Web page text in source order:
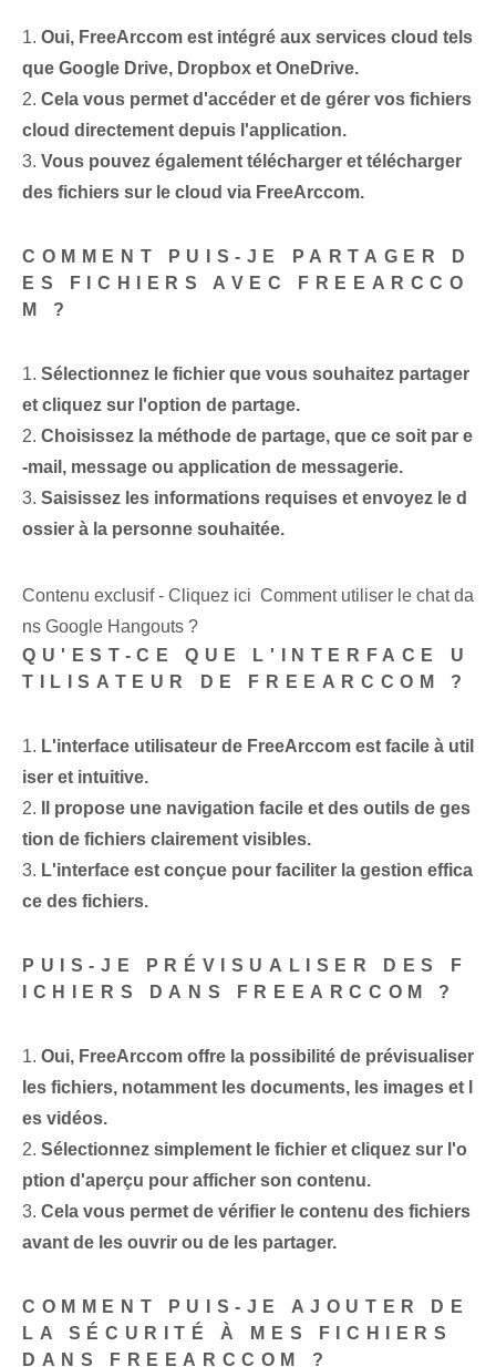
1. Oui, FreeArccom est intégré aux services cloud tels
que Google Drive, Dropbox et OneDrive.
2. Cela vous permet d'accéder et de gérer vos fichiers
cloud directement depuis l'application.
3. Vous pouvez également télécharger et télécharger
des fichiers sur le cloud via FreeArccom.
COMMENT PUIS-JE PARTAGER D
ES FICHIERS AVEC FREEARCCO
M ?
1. Sélectionnez le fichier que vous souhaitez partager
et cliquez sur l'option de partage.
2. Choisissez la méthode de partage, que ce soit par e
-mail, message ou application de messagerie.
3. Saisissez les informations requises et envoyez le d
ossier à la personne souhaitée.
Contenu exclusif - Cliquez ici Comment utiliser le chat da
ns Google Hangouts ?
QU'EST-CE QUE L'INTERFACE U
TILISATEUR DE FREEARCCOM ?
1. L'interface utilisateur de FreeArccom est facile à util
iser et intuitive.
2.
Il propose une navigation facile et des outils de ges
tion de fichiers clairement visibles.
3. L'interface est conçue pour faciliter la gestion effica
ce des fichiers.
PUIS-JE PRÉVISUALISER DES F
ICHIERS DANS FREEARCCOM ?
1. Oui, FreeArccom offre la possibilité de prévisualiser
les fichiers, notamment les documents, les images et l
es vidéos.
2. Sélectionnez simplement le fichier et cliquez sur l'o
ption d'aperçu pour afficher son contenu.
3. Cela vous permet de vérifier le contenu des fichiers
avant de les ouvrir ou de les partager.
COMMENT PUIS-JE AJOUTER DE
LA SÉCURITÉ À MES FICHIERS
DANS FREEARCCOM ?